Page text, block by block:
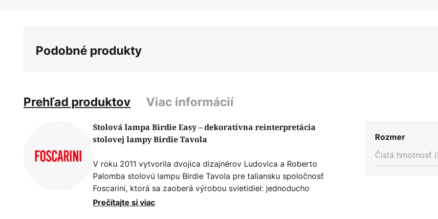
obrázkov
Podobné produkty
Prehľad produktov Viac informácií
Stolová lampa Birdie Easy – dekoratívna reinterpretácia
stolovej lampy Birdie Tavola
V roku 2011 vytvorila dvojica dizajnérov Ludovica a Roberto
Palomba stolovú lampu Birdie Tavola pre taliansku spoločnosť
Foscarini, ktorá sa zaoberá výrobou svietidiel: jednoducho
tvarované dizajnové svietidlo s vysokou rozpoznateľnosťou. S
Prečítajte si viac
Rozmer
Čistá hmotnosť